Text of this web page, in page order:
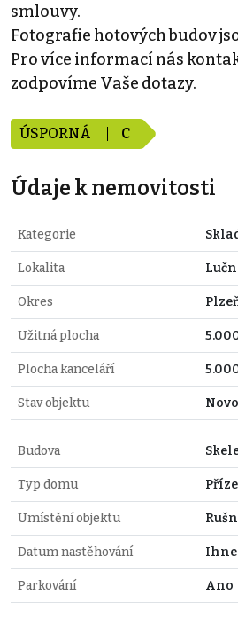
smlouvy.
Fotografie hotových budov
Pro více informací nás
zodpovíme Vaše dotazy.
ÚSPORNÁ C
Údaje k nemovitosti
Kategorie
Lokalita
Okres
Užitná plocha
Plocha kanceláří
Stav objektu
Budova
Typ domu
Umístění objektu
Datum nastěhování
Parkování Ano